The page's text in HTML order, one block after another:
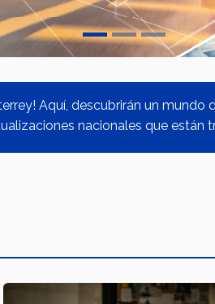
Aquí, descubrirán un
nacionales que están